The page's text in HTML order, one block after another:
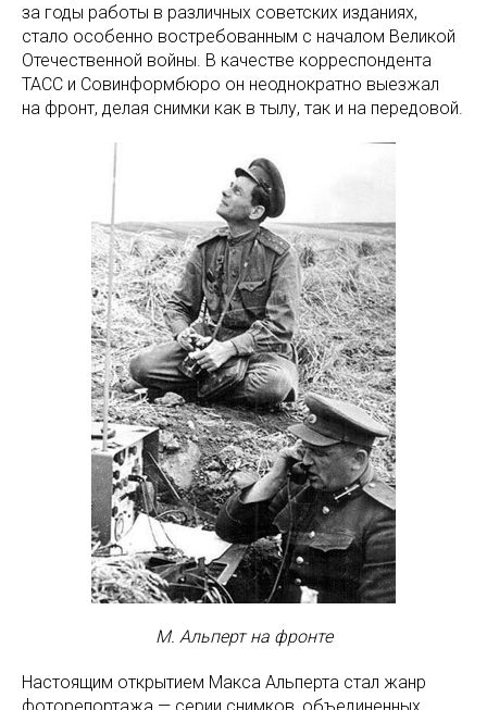
за годы работы в различных советских изданиях,
стало особенно востребованным с началом Великой
Отечественной войны. В качестве корреспондента
ТАСС и Совинформбюро он неоднократно выезжал
на фронт, делая снимки как в тылу, так и на передовой.
М. Альперт на фронте
Настоящим открытием Макса Альперта стал жанр